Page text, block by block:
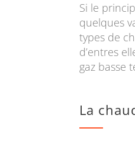
Si le
quelques
types de
d’entres
gaz basse
La